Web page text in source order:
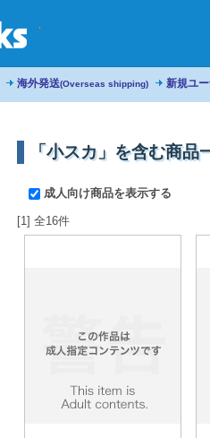
海外発送(Overseas shipping) 新規ユ
「小スカ」を含む商品
成人向け商品を表示する
[1] 全16件